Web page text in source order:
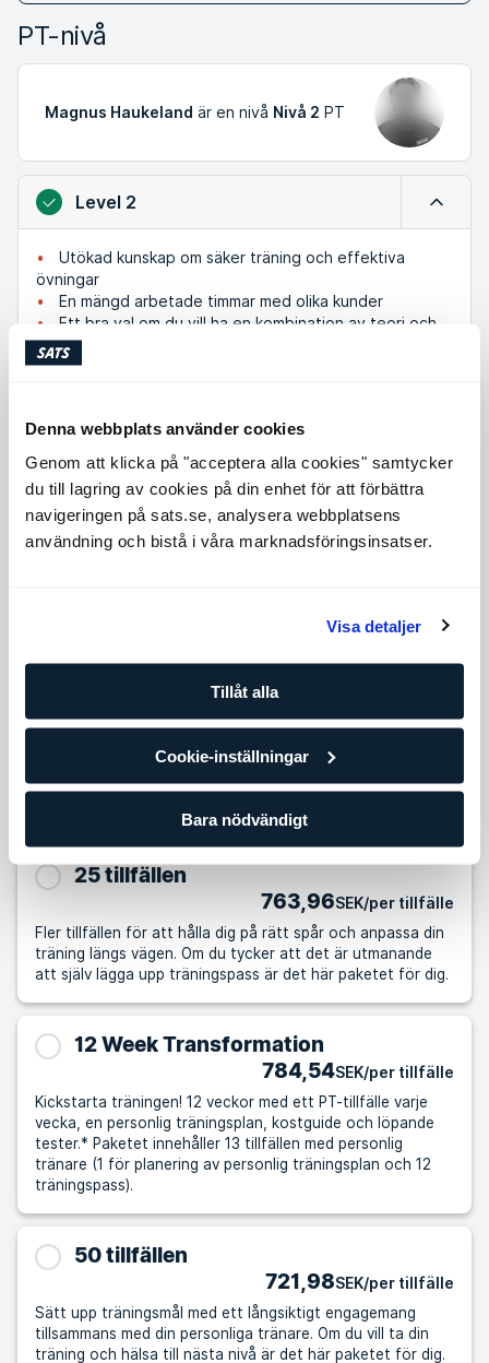
Denna webbplats använder cookies
Genom att klicka på "acceptera alla cookies" samtycker
du till lagring av cookies på din enhet för att förbättra
navigeringen på sats.se, analysera webbplatsens
användning och bistå i våra marknadsföringsinsatser.
Visa detaljer
Tillåt alla
Cookie-inställningar
Bara nödvändigt
PT-nivå
Magnus Haukeland är en nivå Nivå 2 PT
Level 2
Utökad kunskap om säker träning och effektiva
övningar
En mängd arbetade timmar med olika kunder
Ett bra val om du vill ha en kombination av teori och
lång praktisk erfarenhet
Level 3
Level 4
och träningsplan. Om du redan tränar regelmässigt på egen
hand eller på gruppträningsklasser är det här paketet för
25 tillfällen
763,96SEK/per tillfälle
Fler tillfällen för att hålla dig på rätt spår och anpassa din
träning längs vägen. Om du tycker att det är utmanande
att själv lägga upp träningspass är det här paketet för dig.
12 Week Transformation
784,54SEK/per tillfälle
Kickstarta träningen! 12 veckor med ett PT-tillfälle varje
vecka, en personlig träningsplan, kostguide och löpande
tester.* Paketet innehåller 13 tillfällen med personlig
tränare (1 för planering av personlig träningsplan och 12
träningspass).
50 tillfällen
721,98SEK/per tillfälle
Sätt upp träningsmål med ett långsiktigt engagemang
tillsammans med din personliga tränare. Om du vill ta din
träning och hälsa till nästa nivå är det här paketet för dig.